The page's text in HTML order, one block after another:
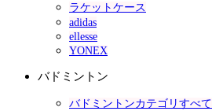
ラケットケース
adidas
ellesse
YONEX
バドミントン
バドミントンカテゴリすべて